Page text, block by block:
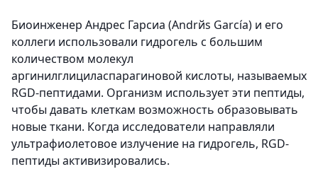
Биоинженер Андрес Гарсиа (Andrйs García) и его
коллеги использовали гидрогель с большим
количеством молекул
аргинилглициласпарагиновой кислоты, называемых
RGD-пептидами. Организм использует эти пептиды,
чтобы давать клеткам возможность образовывать
новые ткани. Когда исследователи направляли
ультрафиолетовое излучение на гидрогель, RGD-
пептиды активизировались.